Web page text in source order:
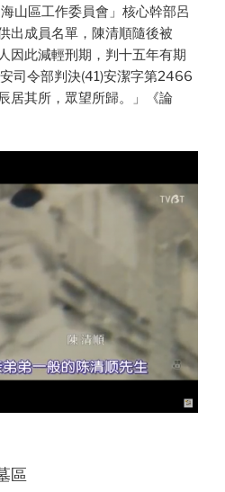
山區工作委員會」核心幹部呂
出成員名單，陳清順隨後被
因此減輕刑期，判十五年有期
司令部判決(41)安潔字第2466
居其所，眾望所歸。」《論
區